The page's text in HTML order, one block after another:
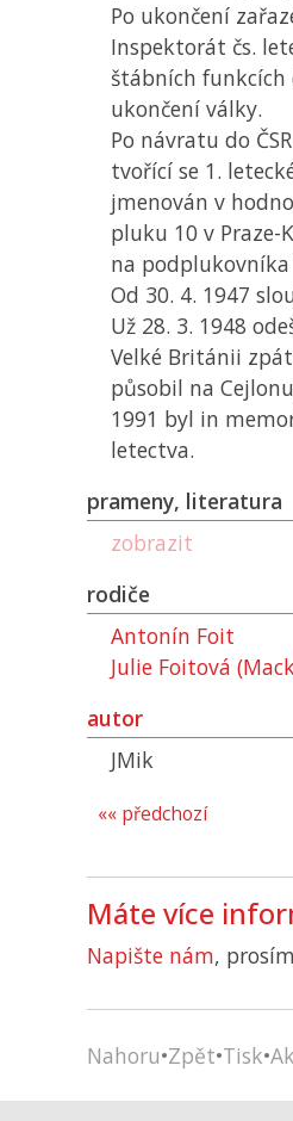
Po ukončení
Inspektorát čs.
štábních funkcích
ukončení války.
Po návratu do ČSR
tvořící se 1.
jmenován v
pluku 10 v Praze-
na
Od 30. 4. 1947
Už 28. 3. 1948
Velké Británii
působil na
1991 byl in
letectva.
prameny, literatura
zobrazit
rodiče
Antonín Foit
Julie Foitová
autor
JMik
«« předchozí
Máte více
Napište nám,
Nahoru•Zpět•Tisk•